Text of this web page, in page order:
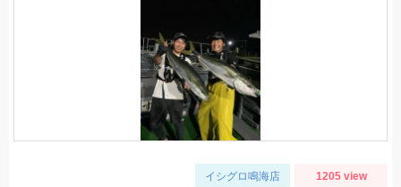
イシグロ鳴海店 1205 view